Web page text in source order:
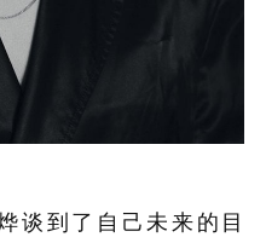
谈到了自己未来的目